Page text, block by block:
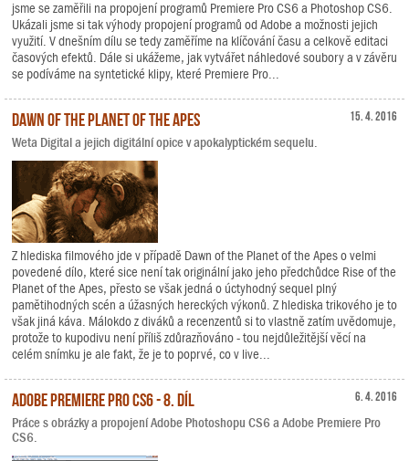
jsme se zaměřili na propojení programů Premiere Pro CS6 a Photoshop CS6.
Ukázali jsme si tak výhody propojení programů od Adobe a možnosti jejich
využití. V dnešním dílu se tedy zaměříme na klíčování času a celkově editaci
časových efektů. Dále si ukážeme, jak vytvářet náhledové soubory a v závěru
se podíváme na syntetické klipy, které Premiere Pro...
15. 4. 2016
Dawn of the Planet of the Apes
Weta Digital a jejich digitální opice v apokalyptickém sequelu.
Z hlediska filmového jde v případě Dawn of the Planet of the Apes o velmi
povedené dílo, které sice není tak originální jako jeho předchůdce Rise of the
Planet of the Apes, přesto se však jedná o úctyhodný sequel plný
pamětihodných scén a úžasných hereckých výkonů. Z hlediska trikového je to
však jiná káva. Málokdo z diváků a recenzentů si to vlastně zatím uvědomuje,
protože to kupodivu není příliš zdůrazňováno - tou nejdůležitější věcí na
celém snímku je ale fakt, že je to poprvé, co v live...
6. 4. 2016
Adobe Premiere Pro CS6 - 8. díl
Práce s obrázky a propojení Adobe Photoshopu CS6 a Adobe Premiere Pro
CS6.